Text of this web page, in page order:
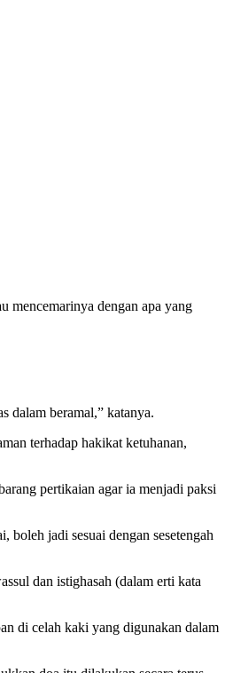
mencemarinya dengan apa yang
dalam beramal,” katanya.
terhadap hakikat ketuhanan,
pertikaian agar ia menjadi paksi
boleh jadi sesuai dengan sesetengah
dan istighasah (dalam erti kata
di celah kaki yang digunakan dalam